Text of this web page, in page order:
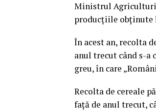
Ministrul
producţiile obţinute
În acest an, recolta
anul trecut când s-a
greu, în care
Recolta de cereale
faţă de anul trecut,